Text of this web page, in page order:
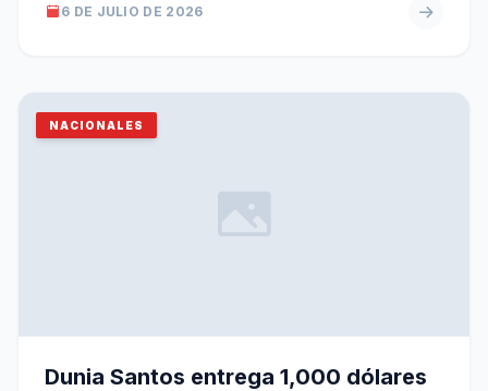
6 DE JULIO DE 2026
NACIONALES
Dunia Santos entrega 1,000 dólares